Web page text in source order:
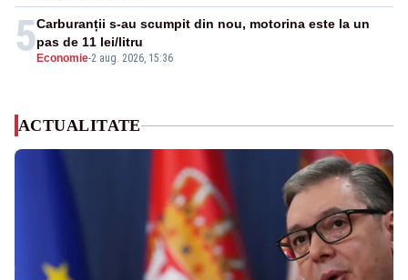
5 Economie-2 aug. 2026, 15:36
Carburanții s-au scumpit din nou, motorina este la un
pas de 11 lei/litru
ACTUALITATE